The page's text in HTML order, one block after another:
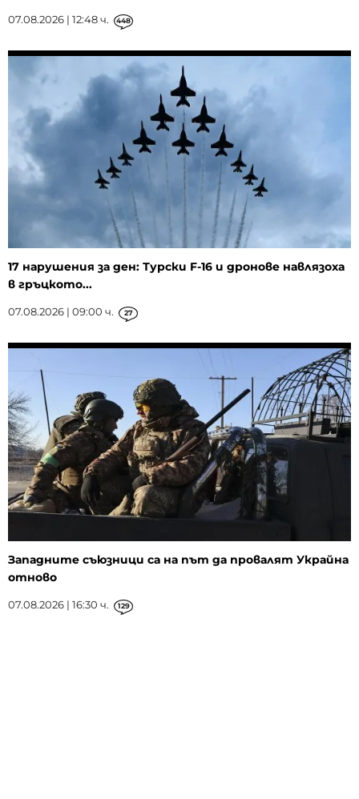
07.08.2026 | 12:48 ч. 448
17 нарушения за ден: Турски F-16 и дронове навлязоха
в гръцкото...
07.08.2026 | 09:00 ч. 27
Западните съюзници са на път да провалят Украйна
отново
07.08.2026 | 16:30 ч. 129